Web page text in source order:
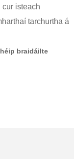
cur isteach
tarchurtha á
braidáilte